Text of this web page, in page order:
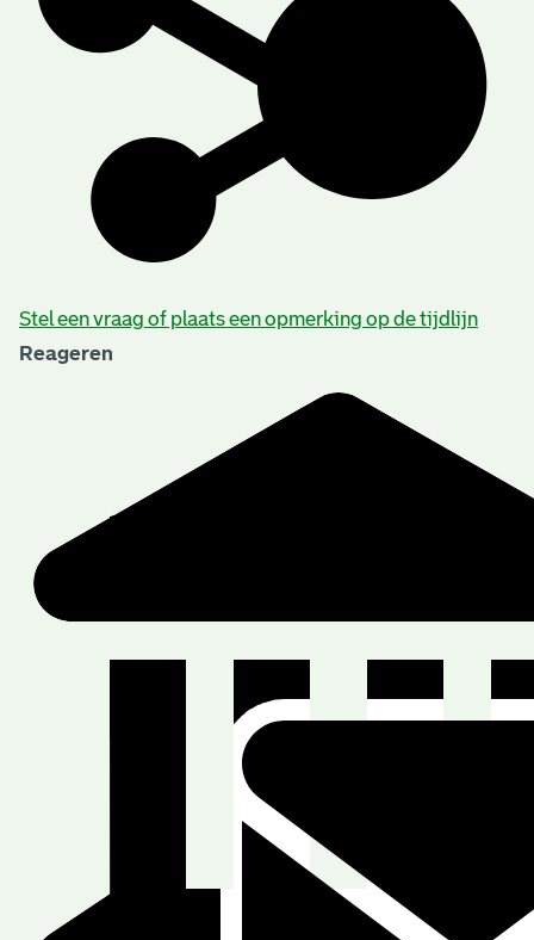
Stel een vraag of plaats een opmerking op de tijdlijn
Reageren